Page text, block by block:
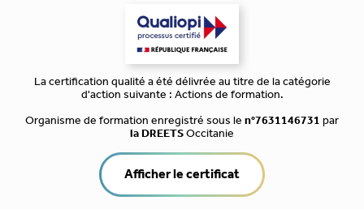
La certification qualité a été délivrée au titre de la catégorie
d'action suivante : Actions de formation.
Organisme de formation enregistré sous len°7631146731par
la DREETSOccitanie
Afficher le certificat